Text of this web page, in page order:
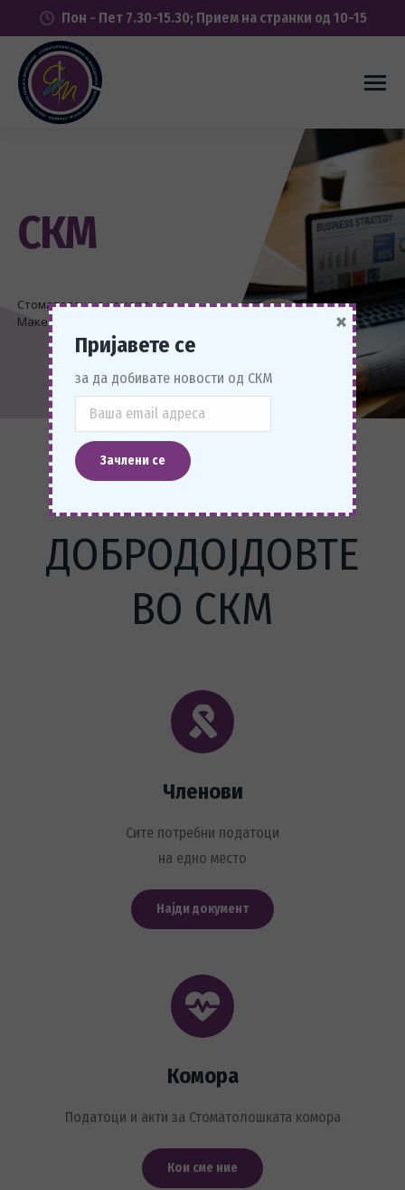
Пон - Пет 7.30-15.30; Прием на странки од 10-15
СКМ
Стоматолошка комора на
Македонија
ДОБРОДОЈДОВТЕ
ВО СКМ
Членови
Сите потребни податоци
на едно место
Најди документ
Комора
Податоци и акти за Стоматолошката комора
Кои сме ние
Пријавете се
за да добивате новости од СКМ
×